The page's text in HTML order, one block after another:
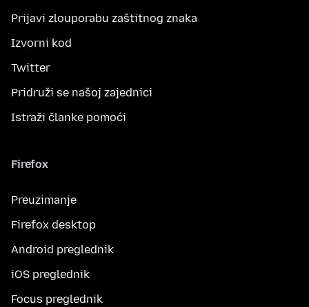
Prijavi zlouporabu zaštitnog znaka
Izvorni kod
Twitter
Pridruži se našoj zajednici
Istraži članke pomoći
Firefox
Preuzimanje
Firefox desktop
Android preglednik
iOS preglednik
Focus preglednik